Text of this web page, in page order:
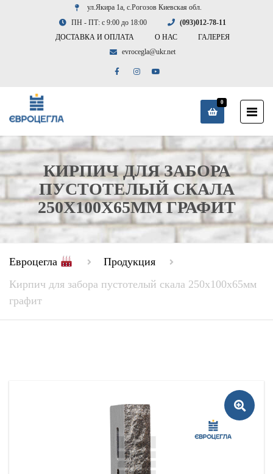
ул.Якира 1а, с.Рогозов Киевская обл.
ПН - ПТ: с 9:00 до 18:00
(093)012-78-11
ДОСТАВКА И ОПЛАТА
О НАС
ГАЛЕРЕЯ
evrocegla@ukr.net
0
КИРПИЧ ДЛЯ ЗАБОРА
ПУСТОТЕЛЫЙ СКАЛА
250X100X65ММ ГРАФИТ
Евроцегла
Продукция
Кирпич для забора пустотелый скала 250x100x65мм
графит